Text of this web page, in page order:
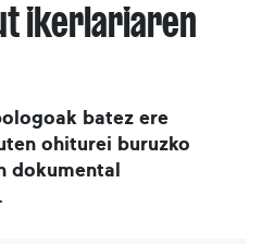
ikerlariaren
batez ere
ohiturei buruzko
dokumental